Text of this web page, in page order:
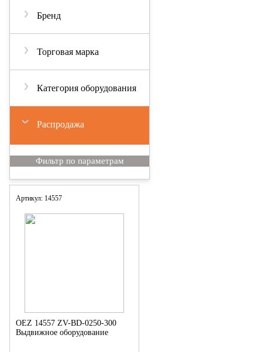
Бренд
Торговая марка
Категория оборудования
Распродажа
Артикул: 14557
OEZ 14557 ZV-BD-0250-300
Выдвижное оборудование